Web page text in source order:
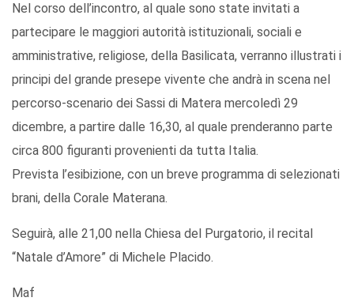
Nel corso dell’incontro, al quale sono state invitati a
partecipare le maggiori autorità istituzionali, sociali e
amministrative, religiose, della Basilicata, verranno illustrati i
principi del grande presepe vivente che andrà in scena nel
percorso-scenario dei Sassi di Matera mercoledì 29
dicembre, a partire dalle 16,30, al quale prenderanno parte
circa 800 figuranti provenienti da tutta Italia.
Prevista l’esibizione, con un breve programma di selezionati
brani, della Corale Materana.
Seguirà, alle 21,00 nella Chiesa del Purgatorio, il recital
“Natale d’Amore” di Michele Placido.
Maf